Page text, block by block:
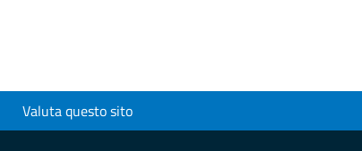
Valuta questo sito